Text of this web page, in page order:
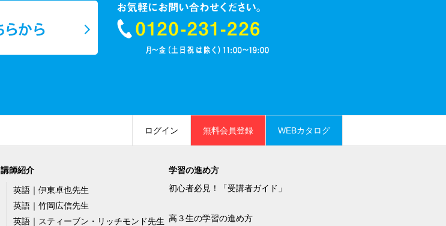
WEBカタログ
無料会員登録
ログイン
講師紹介
英語｜伊東卓也先生
英語｜竹岡広信先生
英語｜スティーブン・リッチモンド先生
学習の進め方
初心者必見！「受講者ガイド」
高３生の学習の進め方